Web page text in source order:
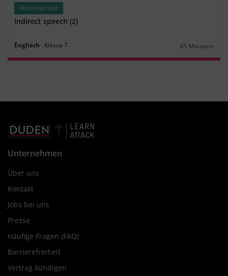
Klassenarbeit
Indirect speech (2)
Englisch Klasse 7
Dauer:
45 Minuten
Unternehmen
Über uns
Kontakt
Jobs bei uns
Presse
Häufige Fragen (FAQ)
Barrierefreiheit
Vertrag kündigen